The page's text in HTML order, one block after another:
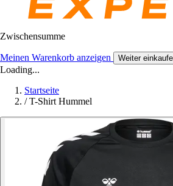
Zwischensumme
Meinen Warenkorb anzeigen Weiter
Loading...
Startseite
/ T-Shirt Hummel